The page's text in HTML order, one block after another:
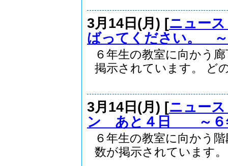
3月14日(月) [ニュー
ばってください。
６年生の教室に向かう
掲示されています。 ど
3月14日(月) [ニュー
ン あと４日 ～６
６年生の教室に向かう
数が掲示されています